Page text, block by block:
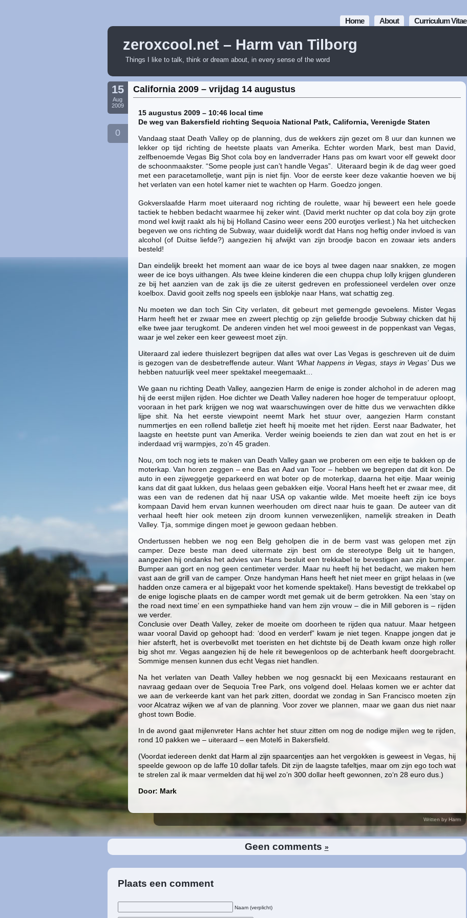
Home About Curriculum Vitae
zeroxcool.net – Harm van Tilborg
Things I like to talk, think or dream about, in every sense of the word
15
Aug
2009
0
California 2009 – vrijdag 14 augustus
15 augustus 2009 – 10:46 local time
De weg van Bakersfield richting Sequoia National Patk, California, Verenigde Staten
Vandaag staat Death Valley op de planning, dus de wekkers zijn gezet om 8 uur dan kunnen we
lekker op tijd richting de heetste plaats van Amerika. Echter worden Mark, best man David,
zelfbenoemde Vegas Big Shot cola boy en landverrader Hans pas om kwart voor elf gewekt door
de schoonmaakster. “Some people just can’t handle Vegas”. Uiteraard begin ik de dag weer goed
met een paracetamolletje, want pijn is niet fijn. Voor de eerste keer deze vakantie hoeven we bij
het verlaten van een hotel kamer niet te wachten op Harm. Goedzo jongen.
Gokverslaafde Harm moet uiteraard nog richting de roulette, waar hij beweert een hele goede
tactiek te hebben bedacht waarmee hij zeker wint. (David merkt nuchter op dat cola boy zijn grote
mond wel kwijt raakt als hij bij Holland Casino weer eens 200 eurotjes verliest.) Na het uitchecken
begeven we ons richting de Subway, waar duidelijk wordt dat Hans nog heftig onder invloed is van
alcohol (of Duitse liefde?) aangezien hij afwijkt van zijn broodje bacon en zowaar iets anders
besteld!
Dan eindelijk breekt het moment aan waar de ice boys al twee dagen naar snakken, ze mogen
weer de ice boys uithangen. Als twee kleine kinderen die een chuppa chup lolly krijgen glunderen
ze bij het aanzien van de zak ijs die ze uiterst gedreven en professioneel verdelen over onze
koelbox. David gooit zelfs nog speels een ijsblokje naar Hans, wat schattig zeg.
Nu moeten we dan toch Sin City verlaten, dit gebeurt met gemengde gevoelens. Mister Vegas
Harm heeft het er zwaar mee en zweert plechtig op zijn geliefde broodje Subway chicken dat hij
elke twee jaar terugkomt. De anderen vinden het wel mooi geweest in de poppenkast van Vegas,
waar je wel zeker een keer geweest moet zijn.
Uiteraard zal iedere thuislezert begrijpen dat alles wat over Las Vegas is geschreven uit de duim
is gezogen van de desbetreffende auteur. Want ‘What happens in Vegas, stays in Vegas’Dus we
hebben natuurlijk veel meer spektakel meegemaakt…
We gaan nu richting Death Valley, aangezien Harm de enige is zonder alchohol in de aderen mag
hij de eerst mijlen rijden. Hoe dichter we Death Valley naderen hoe hoger de temperatuur oploopt,
vooraan in het park krijgen we nog wat waarschuwingen over de hitte dus we verwachten dikke
lijpe shit. Na het eerste viewpoint neemt Mark het stuur over, aangezien Harm constant
nummertjes en een rollend balletje ziet heeft hij moeite met het rijden. Eerst naar Badwater, het
laagste en heetste punt van Amerika. Verder weinig boeiends te zien dan wat zout en het is er
inderdaad vrij warmpjes, zo’n 45 graden.
Nou, om toch nog iets te maken van Death Valley gaan we proberen om een eitje te bakken op de
moterkap. Van horen zeggen – ene Bas en Aad van Toor – hebben we begrepen dat dit kon. De
auto in een zijweggetje geparkeerd en wat boter op de moterkap, daarna het eitje. Maar weinig
kans dat dit gaat lukken, dus helaas geen gebakken eitje. Vooral Hans heeft het er zwaar mee, dit
was een van de redenen dat hij naar USA op vakantie wilde. Met moeite heeft zijn ice boys
kompaan David hem ervan kunnen weerhouden om direct naar huis te gaan. De auteer van dit
verhaal heeft hier ook meteen zijn droom kunnen verwezenlijken, namelijk streaken in Death
Valley. Tja, sommige dingen moet je gewoon gedaan hebben.
Ondertussen hebben we nog een Belg geholpen die in de berm vast was gelopen met zijn
camper. Deze beste man deed uitermate zijn best om de stereotype Belg uit te hangen,
aangezien hij ondanks het advies van Hans besluit een trekkabel te bevestigen aan zijn bumper.
Bumper aan gort en nog geen centimeter verder. Maar nu heeft hij het bedacht, we maken hem
vast aan de grill van de camper. Onze handyman Hans heeft het niet meer en grijpt helaas in (we
hadden onze camera er al bijgepakt voor het komende spektakel). Hans bevestigt de trekkabel op
de enige logische plaats en de camper wordt met gemak uit de berm getrokken. Na een ‘stay on
the road next time’ en een sympathieke hand van hem zijn vrouw – die in Mill geboren is – rijden
we verder.
Conclusie over Death Valley, zeker de moeite om doorheen te rijden qua natuur. Maar hetgeen
waar vooral David op gehoopt had: ‘dood en verderf” kwam je niet tegen. Knappe jongen dat je
hier afsterft, het is overbevolkt met toeristen en het dichtste bij de Death kwam onze high roller
big shot mr. Vegas aangezien hij de hele rit bewegenloos op de achterbank heeft doorgebracht.
Sommige mensen kunnen dus echt Vegas niet handlen.
Na het verlaten van Death Valley hebben we nog gesnackt bij een Mexicaans restaurant en
navraag gedaan over de Sequoia Tree Park, ons volgend doel. Helaas komen we er achter dat
we aan de verkeerde kant van het park zitten, doordat we zondag in San Francisco moeten zijn
voor Alcatraz wijken we af van de planning. Voor zover we plannen, maar we gaan dus niet naar
ghost town Bodie.
In de avond gaat mijlenvreter Hans achter het stuur zitten om nog de nodige mijlen weg te rijden,
rond 10 pakken we – uiteraard – een Motel6 in Bakersfield.
(Voordat iedereen denkt dat Harm al zijn spaarcentjes aan het vergokken is geweest in Vegas, hij
speelde gewoon op de laffe 10 dollar tafels. Dit zijn de laagste tafeltjes, maar om zijn ego toch wat
te strelen zal ik maar vermelden dat hij wel zo’n 300 dollar heeft gewonnen, zo‘n 28 euro dus.)
Door: Mark
Written by Harm
Geen comments »
Plaats een comment
Naam (verplicht)